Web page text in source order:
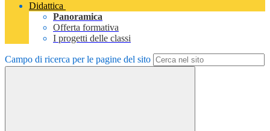
Didattica
Panoramica
Offerta formativa
I progetti delle classi
Campo di ricerca per le pagine del sito